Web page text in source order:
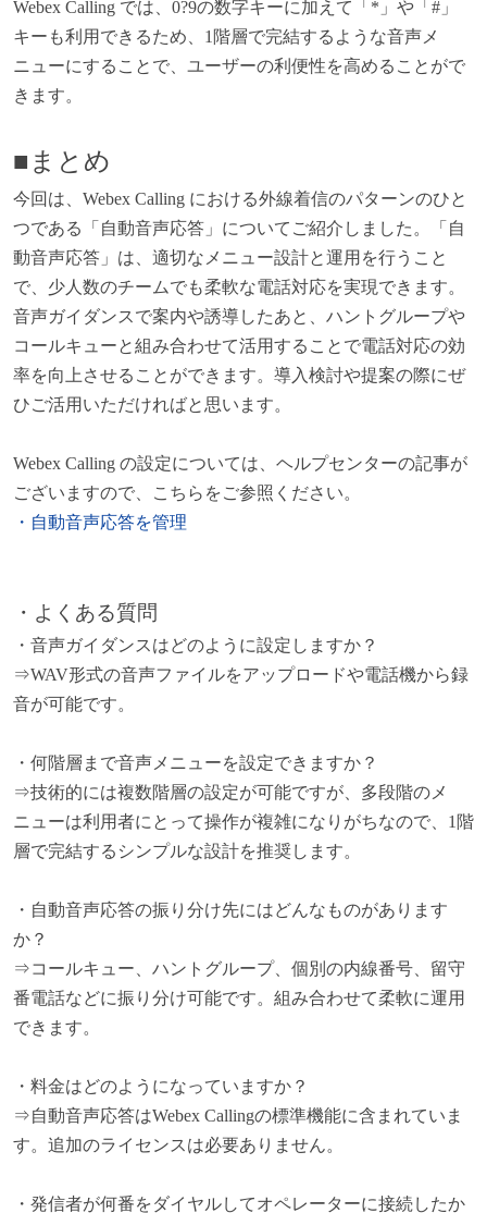
Webex Calling では、0?9の数字キーに加えて「*」や「#」
キーも利用できるため、1階層で完結するような音声メ
ニューにすることで、ユーザーの利便性を高めることがで
きます。
■まとめ
今回は、Webex Calling における外線着信のパターンのひと
つである「自動音声応答」についてご紹介しました。「自
動音声応答」は、適切なメニュー設計と運用を行うこと
で、少人数のチームでも柔軟な電話対応を実現できます。
音声ガイダンスで案内や誘導したあと、ハントグループや
コールキューと組み合わせて活用することで電話対応の効
率を向上させることができます。導入検討や提案の際にぜ
ひご活用いただければと思います。
Webex Calling の設定については、ヘルプセンターの記事が
ございますので、こちらをご参照ください。
・自動音声応答を管理
・よくある質問
・音声ガイダンスはどのように設定しますか？
⇒WAV形式の音声ファイルをアップロードや電話機から録
音が可能です。
・何階層まで音声メニューを設定できますか？
⇒技術的には複数階層の設定が可能ですが、多段階のメ
ニューは利用者にとって操作が複雑になりがちなので、1階
層で完結するシンプルな設計を推奨します。
・自動音声応答の振り分け先にはどんなものがあります
か？
⇒コールキュー、ハントグループ、個別の内線番号、留守
番電話などに振り分け可能です。組み合わせて柔軟に運用
できます。
・料金はどのようになっていますか？
⇒自動音声応答はWebex Callingの標準機能に含まれていま
す。追加のライセンスは必要ありません。
・発信者が何番をダイヤルしてオペレーターに接続したか